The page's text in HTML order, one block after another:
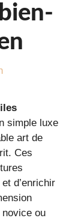
simple luxe
art de
Ces
d’enrichir
ou